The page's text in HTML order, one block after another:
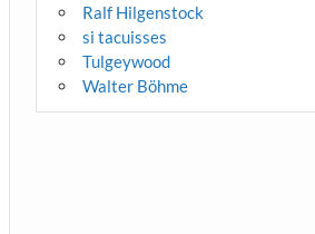
Ralf Hilgenstock
si tacuisses
Tulgeywood
Walter Böhme